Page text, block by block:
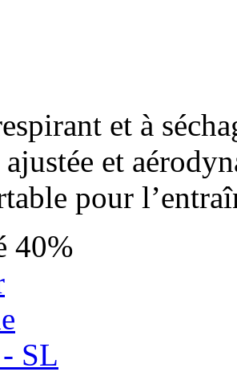
et à
et
pour
40%